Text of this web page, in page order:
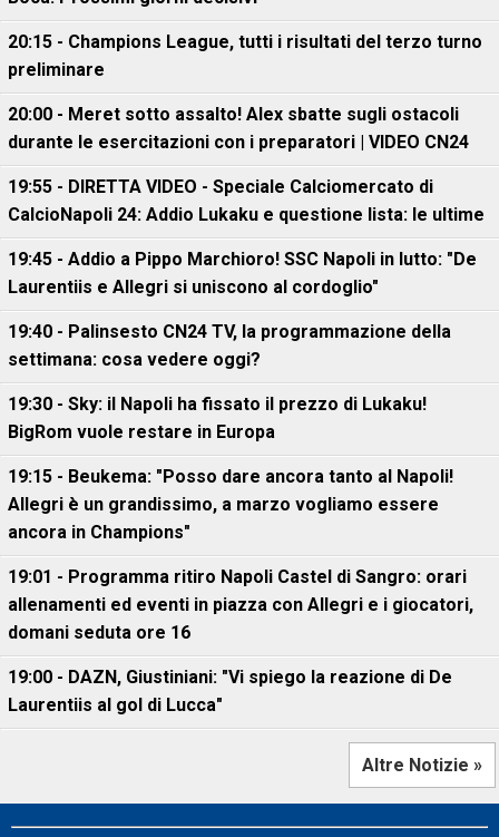
20:15 - Champions League, tutti i risultati del terzo turno
preliminare
20:00 - Meret sotto assalto! Alex sbatte sugli ostacoli
durante le esercitazioni con i preparatori | VIDEO CN24
19:55 - DIRETTA VIDEO - Speciale Calciomercato di
CalcioNapoli 24: Addio Lukaku e questione lista: le ultime
19:45 - Addio a Pippo Marchioro! SSC Napoli in lutto: "De
Laurentiis e Allegri si uniscono al cordoglio"
19:40 - Palinsesto CN24 TV, la programmazione della
settimana: cosa vedere oggi?
19:30 - Sky: il Napoli ha fissato il prezzo di Lukaku!
BigRom vuole restare in Europa
19:15 - Beukema: "Posso dare ancora tanto al Napoli!
Allegri è un grandissimo, a marzo vogliamo essere
ancora in Champions"
19:01 - Programma ritiro Napoli Castel di Sangro: orari
allenamenti ed eventi in piazza con Allegri e i giocatori,
domani seduta ore 16
19:00 - DAZN, Giustiniani: "Vi spiego la reazione di De
Laurentiis al gol di Lucca"
Altre Notizie »